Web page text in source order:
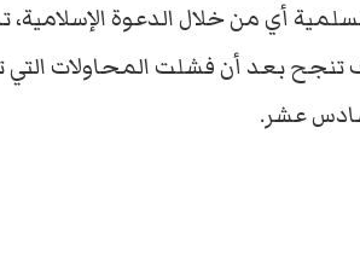
أي من خلال الدعوة
تنجح بعد أن فشلت المحاولات التي
عشر.